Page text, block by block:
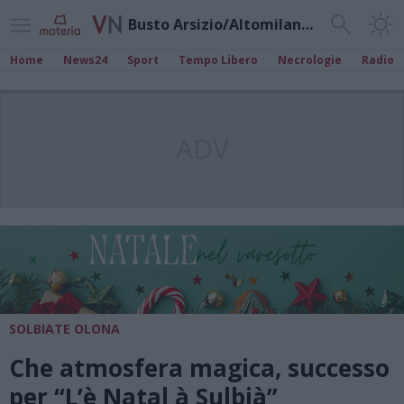
Busto Arsizio/Altomilanese
Home News24 Sport Tempo Libero Necrologie Radio
SOLBIATE OLONA
Che atmosfera magica, successo
per “L’è Natal à Sulbià”